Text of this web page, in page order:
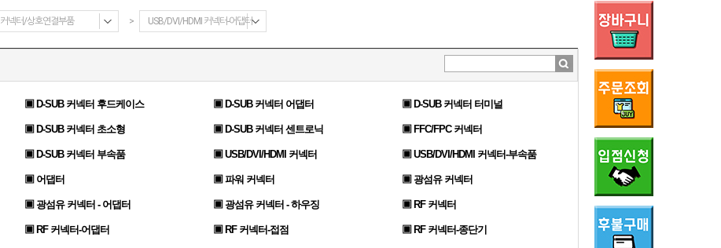
커넥터/상호연결부품 > USB/DVI/HDMI 커넥터-어댑터
▣ D-SUB 커넥터 후드케이스 ▣ D-SUB 커넥터 어댑터 ▣ D-SUB 커넥터 터미널
▣ D-SUB 커넥터 초소형 ▣ D-SUB 커넥터 센트로닉 ▣ FFC/FPC 커넥터
▣ D-SUB 커넥터 부속품 ▣ USB/DVI/HDMI 커넥터 ▣ USB/DVI/HDMI 커넥터-부속품
▣ 어댑터 ▣ 파워 커넥터 ▣ 광섬유 커넥터
▣ 광섬유 커넥터 - 어댑터 ▣ 광섬유 커넥터 - 하우징 ▣ RF 커넥터
▣ RF 커넥터-어댑터 ▣ RF 커넥터-접점 ▣ RF 커넥터-종단기